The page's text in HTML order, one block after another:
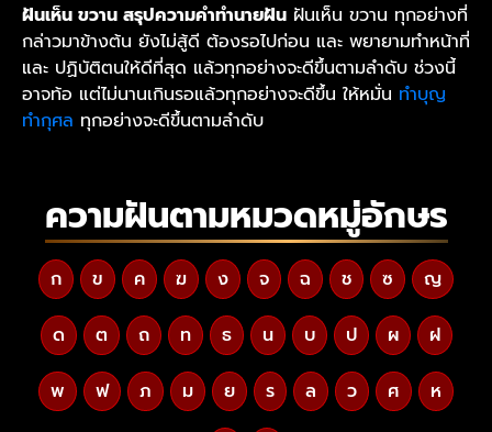
ฝันเห็น ขวาน สรุปความคำทำนายฝัน ฝันเห็น ขวาน ทุกอย่างที่
กล่าวมาข้างต้น ยังไม่สู้ดี ต้องรอไปก่อน และ พยายามทำหน้าที่
และ ปฏิบัติตนให้ดีที่สุด แล้วทุกอย่างจะดีขึ้นตามลำดับ ช่วงนี้
อาจท้อ แต่ไม่นานเกินรอแล้วทุกอย่างจะดีขึ้น ให้หมั่น ทำบุญ
ทำกุศล ทุกอย่างจะดีขึ้นตามลำดับ
ความฝันตามหมวดหมู่อักษร
ก ข ค ฆ ง จ ฉ ช ซ ญ
ด ต ถ ท ธ น บ ป ผ ฝ
พ ฟ ภ ม ย ร ล ว ศ ห